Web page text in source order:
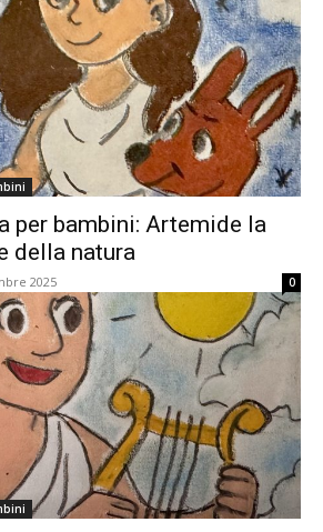
per bambini: Artemide la
della natura
2025 0